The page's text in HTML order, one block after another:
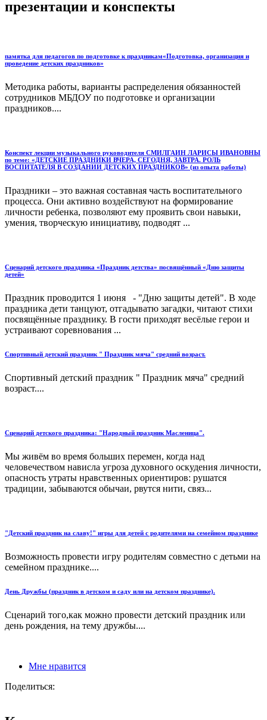
презентации и конспекты
памятка для педагогов по подготовке к праздникам«Подготовка, организация и
проведение детских праздников»
Методика работы, варианты распределения обязанностей
сотрудников МБДОУ по подготовке и организации
праздников....
Конспект лекции музыкального руководителя СМИЛГАИН ЛАРИСЫ ИВАНОВНЫ
по теме: «ДЕТСКИЕ ПРАЗДНИКИ ВЧЕРА, СЕГОДНЯ, ЗАВТРА. РОЛЬ
ВОСПИТАТЕЛЯ В СОЗДАНИИ ДЕТСКИХ ПРАЗДНИКОВ» (из опыта работы)
Праздники – это важная составная часть воспитательного
процесса. Они активно воздействуют на формирование
личности ребенка, позволяют ему проявить свои навыки,
умения, творческую инициативу, подводят ...
Сценарий детского праздника «Праздник детства» посвящённый «Дню защиты
детей»
Праздник проводится 1 июня - "Дню защиты детей". В ходе
праздника дети танцуют, отгадыватю загадки, читают стихи
посвящённые празднику. В гости приходят весёлые герои и
устраивают соревнования ...
Спортивный детский праздник " Праздник мяча" средний возраст.
Спортивный детский праздник " Праздник мяча" средний
возраст....
Сценарий детского праздника: "Народный праздник Масленица".
Мы живём во время больших перемен, когда над
человечеством нависла угроза духовного оскудения личности,
опасность утраты нравственных ориентиров: рушатся
традиции, забываются обычаи, рвутся нити, связ...
"Детский праздник на славу!" игры для детей с родителями на семейном празднике
Возможность провести игру родителям совместно с детьми на
семейном празднике....
День Дружбы (праздник в детском и саду или на детском празднике).
Сценарий того,как можно провести детский праздник или
день рождения, на тему дружбы....
Мне нравится
Поделиться: